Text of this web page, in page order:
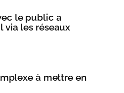
le public a
via les réseaux
à mettre en